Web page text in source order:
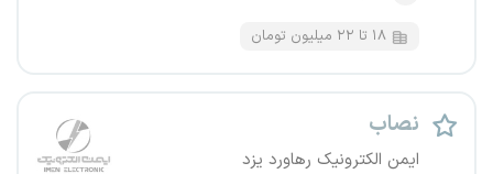
۱۸ تا ۲۲ میلیون تومان
نصاب
ایمن الکترونیک رهاورد یزد